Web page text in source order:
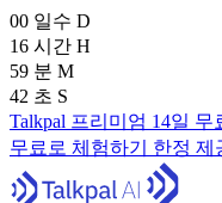
00 일수 D
16 시간 H
59 분 M
41 초 S
Talkpal 프리미엄 14일 무
무료로 체험하기 한정 제